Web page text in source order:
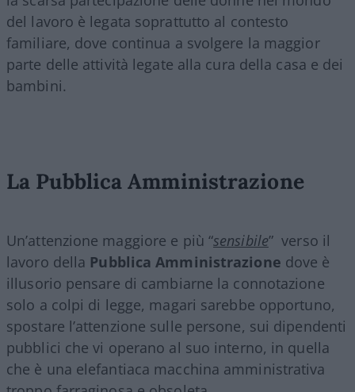
del lavoro è legata soprattutto al contesto
familiare, dove continua a svolgere la maggior
parte delle attività legate alla cura della casa e dei
bambini.
La Pubblica Amministrazione
Un’attenzione maggiore e più “sensibile” verso il
lavoro della Pubblica Amministrazione dove è
illusorio pensare di cambiarne la connotazione
solo a colpi di legge, magari sarebbe opportuno,
spostare l’attenzione sulle persone, sui dipendenti
pubblici che vi operano al suo interno, in quella
che è una elefantiaca macchina amministrativa